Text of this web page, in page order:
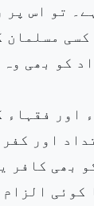
تو اس پر
کو بھی
اور فقہاء
اور
بھی کافر